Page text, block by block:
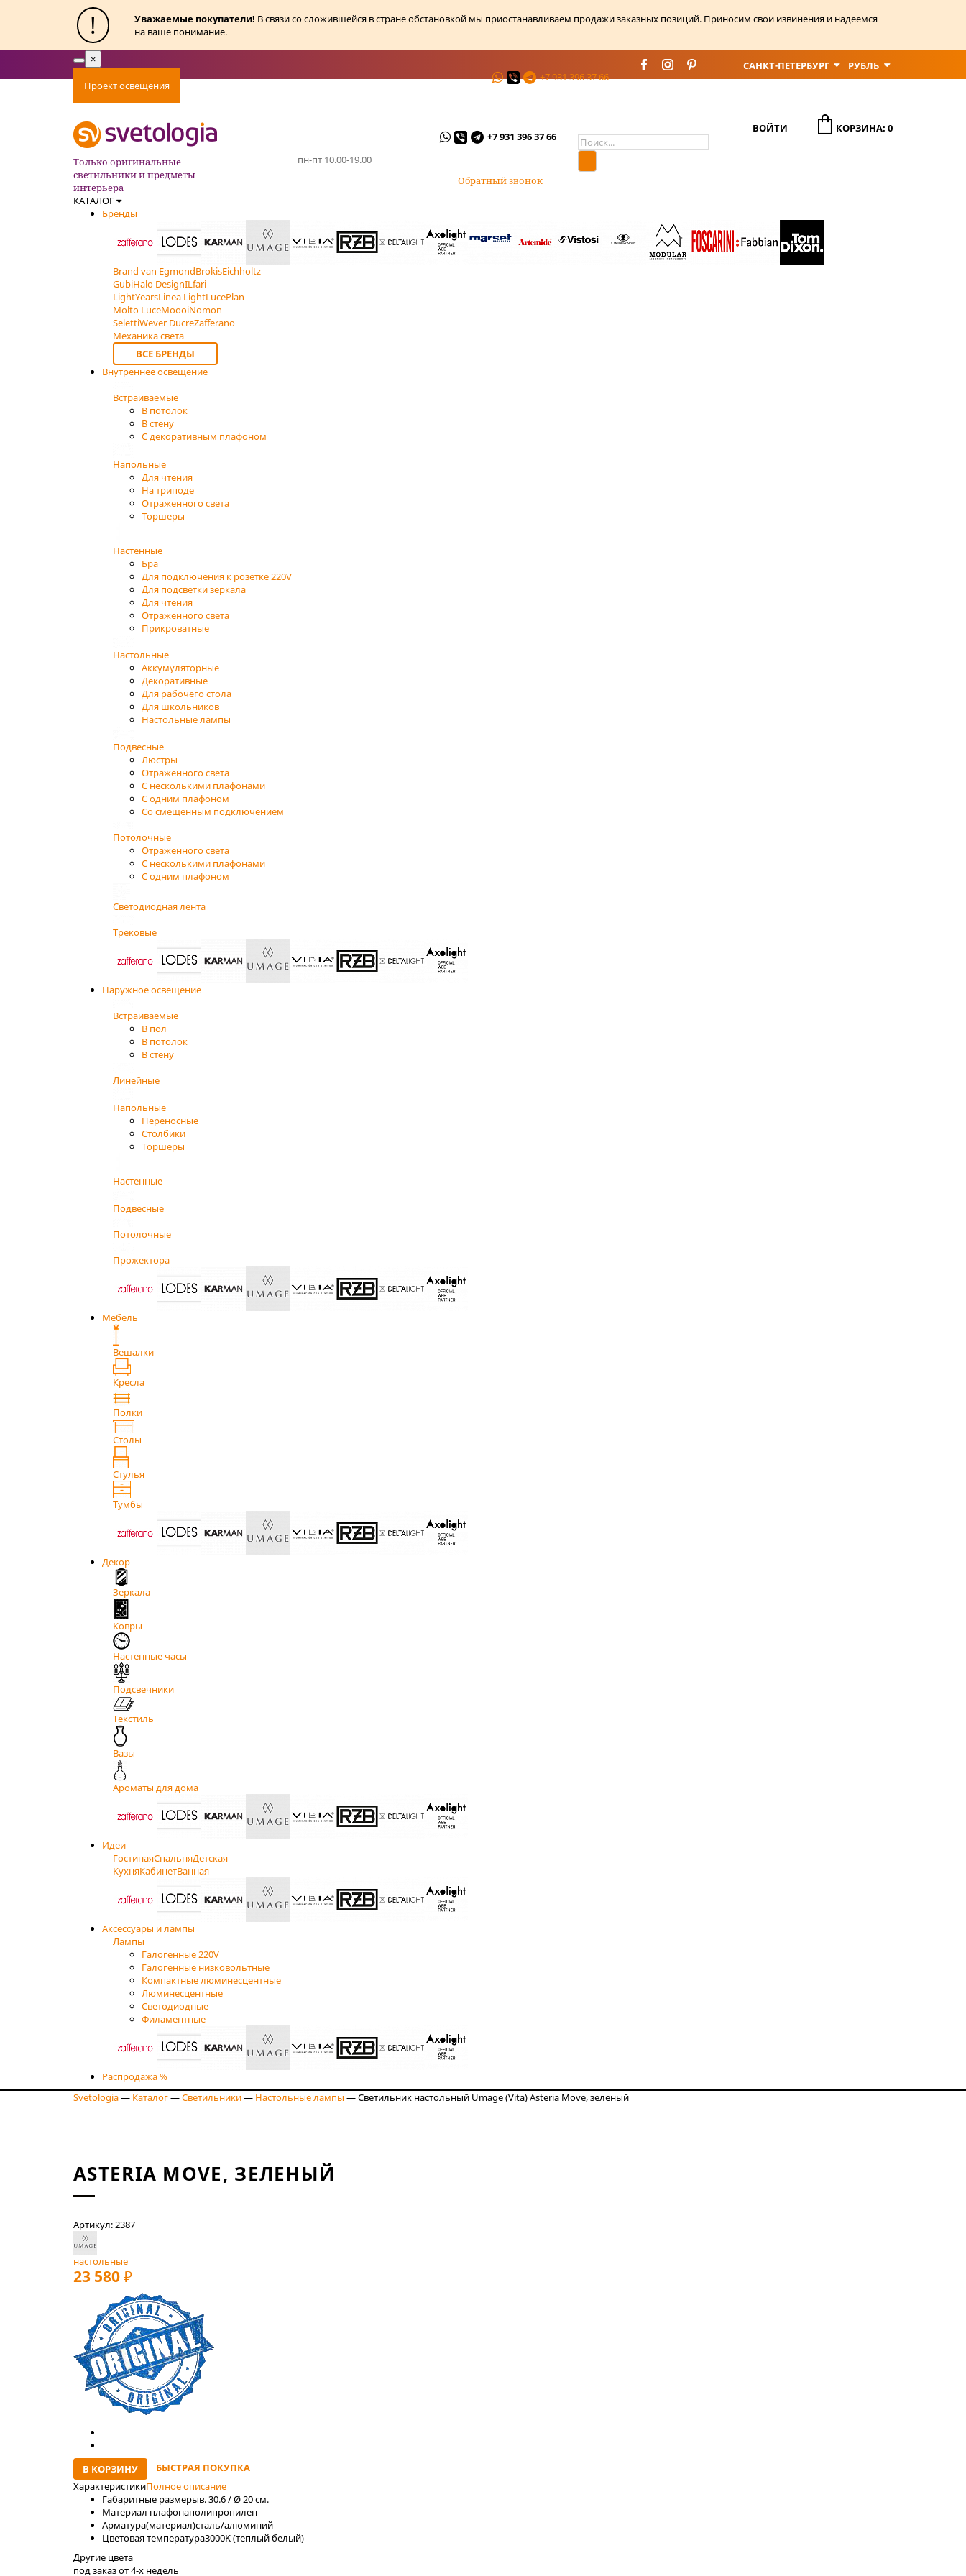
! Уважаемые покупатели! В связи со сложившейся в стране обстановкой мы приостанавливаем продажи заказных позиций. Приносим свои извинения и надеемся
на ваше понимание.
Toggle
×
Проект освещения
+7 931 396 37 66
САНКТ-ПЕТЕРБУРГ РУБЛЬ
Только оригинальные
светильники и предметы
интерьера
пн-пт 10.00-19.00
+7 931 396 37 66
Обратный звонок
ВОЙТИ КОРЗИНА: 0
КАТАЛОГ
Бренды
Brand van EgmondBrokisEichholtz
GubiHalo DesignILfari
LightYearsLinea LightLucePlan
Molto LuceMoooiNomon
SelettiWever DucreZafferano
Механика света
ВСЕ БРЕНДЫ
Внутреннее освещение
Встраиваемые
В потолок
В стену
С декоративным плафоном
Напольные
Для чтения
На триподе
Отраженного света
Торшеры
Настенные
Бра
Для подключения к розетке 220V
Для подсветки зеркала
Для чтения
Отраженного света
Прикроватные
Настольные
Аккумуляторные
Декоративные
Для рабочего стола
Для школьников
Настольные лампы
Подвесные
Люстры
Отраженного света
С несколькими плафонами
С одним плафоном
Со смещенным подключением
Потолочные
Отраженного света
С несколькими плафонами
С одним плафоном
Светодиодная лента
Трековые
Наружное освещение
Встраиваемые
В пол
В потолок
В стену
Линейные
Напольные
Переносные
Столбики
Торшеры
Настенные
Подвесные
Потолочные
Прожектора
Мебель
Вешалки
Кресла
Полки
Столы
Стулья
Тумбы
Декор
Зеркала
Ковры
Настенные часы
Подсвечники
Текстиль
Вазы
Ароматы для дома
Идеи
ГостинаяСпальняДетская
КухняКабинетВанная
Аксессуары и лампы
Лампы
Галогенные 220V
Галогенные низковольтные
Компактные люминесцентные
Люминесцентные
Светодиодные
Филаментные
Распродажа %
Svetologia— Каталог—Светильники— Настольные лампы —Светильник настольный Umage (Vita) Asteria Move, зеленый
ASTERIA MOVE, ЗЕЛЕНЫЙ
Артикул: 2387
настольные
23 580 РУБ
В КОРЗИНУ
БЫСТРАЯ ПОКУПКА
ХарактеристикиПолное описание
Габаритные размерыв. 30.6 / Ø 20 см.
Материал плафонаполипропилен
Арматура(материал)сталь/алюминий
Цветовая температура3000K (теплый белый)
Другие цвета
под заказ от 4-x недель